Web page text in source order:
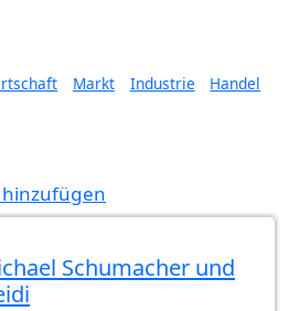
Markt Industrie Handel
Schumacher und